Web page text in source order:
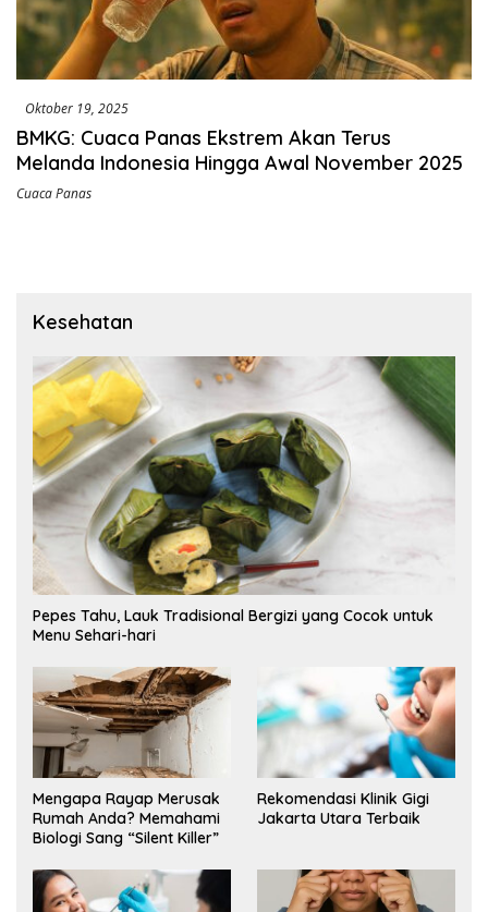
Oktober 19, 2025
BMKG: Cuaca Panas Ekstrem Akan Terus
Melanda Indonesia Hingga Awal November 2025
Cuaca Panas
Kesehatan
Pepes Tahu, Lauk Tradisional Bergizi yang Cocok untuk
Menu Sehari-hari
Mengapa Rayap Merusak
Rumah Anda? Memahami
Biologi Sang “Silent Killer”
Rekomendasi Klinik Gigi
Jakarta Utara Terbaik